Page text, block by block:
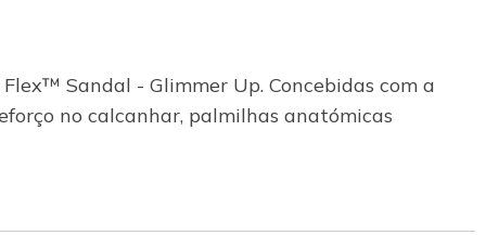
Sandal - Glimmer Up. Concebidas com a
no calcanhar, palmilhas anatómicas